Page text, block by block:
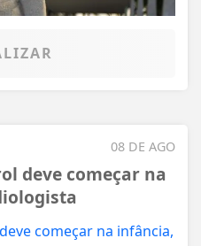
08 DE AGO
deve começar na